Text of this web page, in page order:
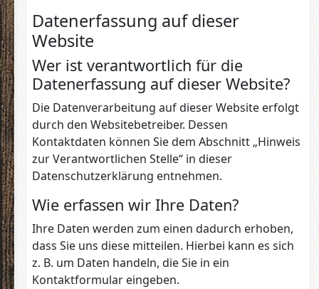
Datenerfassung auf dieser
Website
Wer ist verantwortlich für die
Datenerfassung auf dieser Website?
Die Datenverarbeitung auf dieser Website erfolgt
durch den Websitebetreiber. Dessen
Kontaktdaten können Sie dem Abschnitt „Hinweis
zur Verantwortlichen Stelle“ in dieser
Datenschutzerklärung entnehmen.
Wie erfassen wir Ihre Daten?
Ihre Daten werden zum einen dadurch erhoben,
dass Sie uns diese mitteilen. Hierbei kann es sich
z. B. um Daten handeln, die Sie in ein
Kontaktformular eingeben.